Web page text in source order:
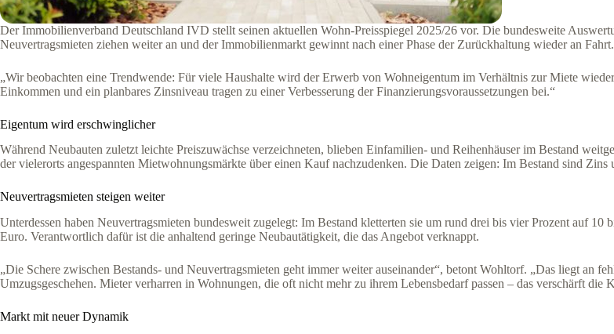
Der Immobilienverband Deutschland IVD stellt seinen aktuellen Wohn-Preisspiegel 2025/26 vor. Die bundesweite
Neuvertragsmieten ziehen weiter an und der Immobilienmarkt gewinnt nach einer Phase der Zurückhaltung wieder an Fahrt.
„Wir beobachten eine Trendwende: Für viele Haushalte wird der Erwerb von Wohneigentum im Verhältnis zur Miete
Einkommen und ein planbares Zinsniveau tragen zu einer Verbesserung der Finanzierungsvoraussetzungen bei.“
Eigentum wird erschwinglicher
Während Neubauten zuletzt leichte Preiszuwächse verzeichneten, blieben Einfamilien- und Reihenhäuser im Bestand
der vielerorts angespannten Mietwohnungsmärkte über einen Kauf nachzudenken. Die Daten zeigen: Im Bestand sind
Neuvertragsmieten steigen weiter
Unterdessen haben Neuvertragsmieten bundesweit zugelegt: Im Bestand kletterten sie um rund drei bis vier Prozent auf
Euro. Verantwortlich dafür ist die anhaltend geringe Neubautätigkeit, die das Angebot verknappt.
„Die Schere zwischen Bestands- und Neuvertragsmieten geht immer weiter auseinander“, betont Wohltorf. „Das liegt an
Umzugsgeschehen. Mieter verharren in Wohnungen, die oft nicht mehr zu ihrem Lebensbedarf passen – das verschärft die
Markt mit neuer Dynamik